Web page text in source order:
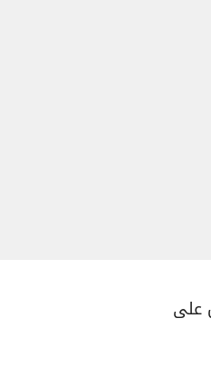
على